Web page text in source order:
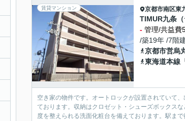
賃貸マンション 京都市南区東
TIMUR九条（
- 管理/共益費
/築19年 /7階
京都市営烏
東海道本線
空き家の物件です。オートロックが設置されていて
ております。収納はクロゼット・シューズボックス
度を整えられる洗面化粧台を備えております。駅ま